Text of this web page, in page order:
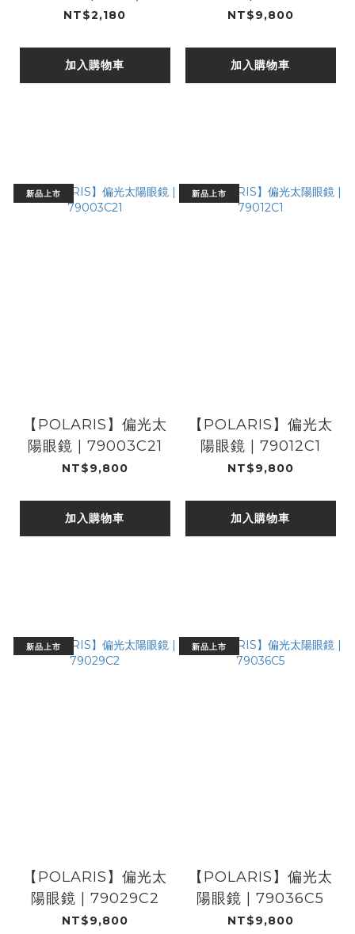
勒鞋
NT$2,180
加入購物車
NT$9,800
加入購物車
新品上市
【POLARIS】偏光太
陽眼鏡 | 79003C21
NT$9,800
加入購物車
新品上市
【POLARIS】偏光太
陽眼鏡 | 79012C1
NT$9,800
加入購物車
新品上市
【POLARIS】偏光太
陽眼鏡 | 79029C2
NT$9,800
新品上市
【POLARIS】偏光太
陽眼鏡 | 79036C5
NT$9,800